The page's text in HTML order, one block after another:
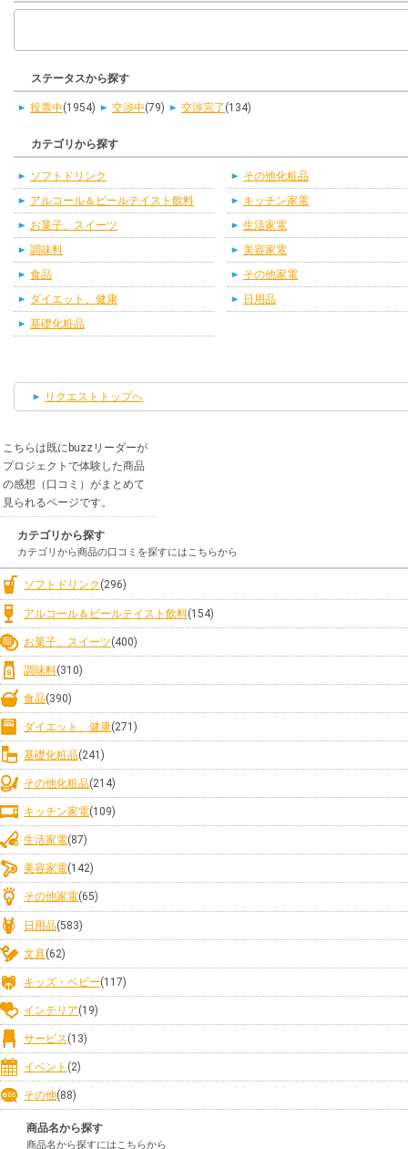
ステータスから探す
投票中(1954) 交渉中(79) 交渉完了 (134)
カテゴリから探す
ソフトドリンク
アルコール＆ビールテイスト飲料
お菓子、スイーツ
調味料
食品
ダイエット、健康
基礎化粧品
その他化粧品
キッチン家電
生活家電
美容家電
その他家電
日用品
リクエストトップへ
こちらは既にbuzzリーダーが
プロジェクトで体験した商品
の感想（口コミ）がまとめて
見られるページです。
カテゴリから探す
カテゴリから商品の口コミを探すにはこちらから
ソフトドリンク (296)
アルコール＆ビールテイスト飲料(154)
お菓子、スイーツ(400)
調味料(310)
食品(390)
ダイエット、健康(271)
基礎化粧品(241)
その他化粧品(214)
キッチン家電(109)
生活家電(87)
美容家電(142)
その他家電(65)
日用品(583)
文具(62)
キッズ・ベビー(117)
インテリア(19)
サービス(13)
イベント (2)
その他(88)
商品名から探す
商品名から探すにはこちらから